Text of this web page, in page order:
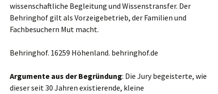
wissenschaftliche Begleitung und Wissenstransfer. Der
Behringhof gilt als Vorzeigebetrieb, der Familien und
Fachbesuchern Mut macht.
Behringhof. 16259 Höhenland. behringhof.de
Argumente aus der Begründung: Die Jury begeisterte, wie
dieser seit 30 Jahren existierende, kleine